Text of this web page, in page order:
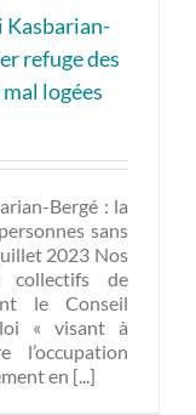
Kasbarian-
refuge des
logées
Bergé : la
sans
2023 Nos
collectifs de
le Conseil
« visant à
l’occupation
en [...]